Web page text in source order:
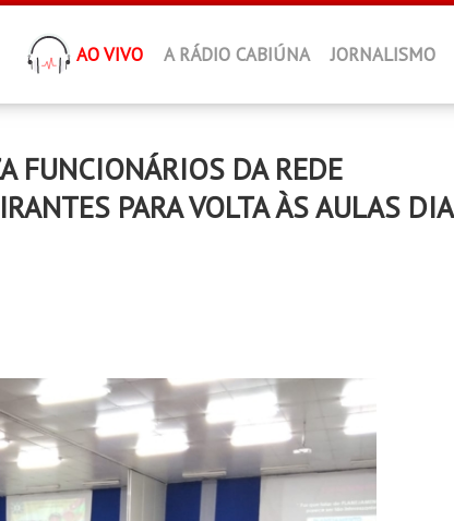
AO VIVO A RÁDIO CABIÚNA JORNALISMO
FUNCIONÁRIOS DA REDE
PARA VOLTA ÀS AULAS DIA